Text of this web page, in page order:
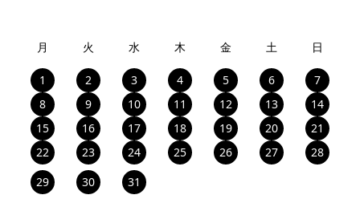
月 火 水 木 金 土 日
1 2 3 4 5 6
7
8
9 10 11 12 13
14
15
16 17 18 19 20
21
22
23 24 25 26 27
28
29
30 31